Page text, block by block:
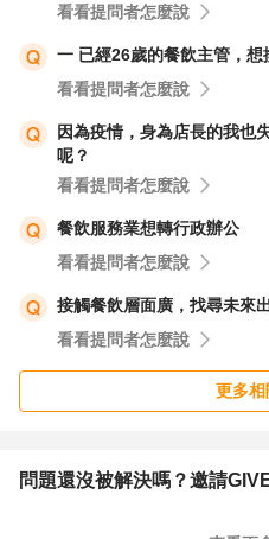
看看提問者怎麼說
一 已經26歲的餐飲主管，想
看看提問者怎麼說
因為疫情，身為店長的我也
呢？
看看提問者怎麼說
餐飲服務業想轉行政辦公
看看提問者怎麼說
接觸餐飲層面廣，找尋未來
看看提問者怎麼說
更多相
問題還沒被解決嗎？邀請